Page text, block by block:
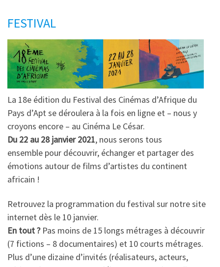
FESTIVAL
La 18e édition du Festival des Cinémas d’Afrique du
Pays d’Apt se déroulera à la fois en ligne et – nous y
croyons encore – au Cinéma Le César.
Du 22 au 28 janvier 2021, nous serons tous
ensemble pour découvrir, échanger et partager des
émotions autour de films d’artistes du continent
africain !
Retrouvez la programmation du festival sur notre site
internet dès le 10 janvier.
En tout ?Pas moins de 15 longs métrages à découvrir
(7 fictions – 8 documentaires) et 10 courts métrages.
Plus d’une dizaine d’invités (réalisateurs, acteurs,